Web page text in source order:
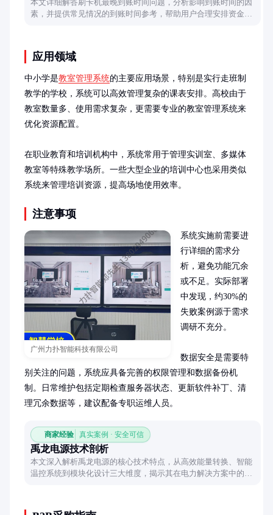
本文详细解答刷卡机最晚到账时间问题，分析影响到账时间的因
素，并提供常见情况的到账时间参考，帮助用户合理安排资金使
应用领域
中小学是教室管理系统的主要应用场景，特别是实行走班制
教学的学校，系统可以高效管理复杂的课表安排。高校由于
教室数量多、使用需求复杂，更需要专业的教室管理系统来
优化资源配置。
在职业教育和培训机构中，系统常用于管理实训室、多媒体
教室等特殊教学场所。一些大型企业的培训中心也采用类似
系统来管理培训资源，提高场地使用效率。
注意事项
广州力扑智能科技有限公司
系统实施前需要进
行详细的需求分
析，避免功能冗余
或不足。实际部署
中发现，约30%的
失败案例源于需求
调研不充分。
数据安全是需要特
别关注的问题，系统应具备完善的权限管理和数据备份机
制。日常维护包括定期检查服务器状态、更新软件补丁、清
理冗余数据等，建议配备专职运维人员。
商家经验 真实案例 · 安全可信
禹龙电源技术剖析
本文深入解析禹龙电源的核心技术特点，从高效能量转换、智能
温控系统到模块化设计三大维度，揭示其在电力解决方案中的独